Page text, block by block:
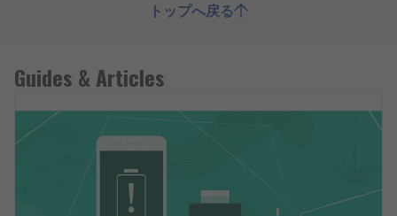
トップへ戻る
Guides & Articles